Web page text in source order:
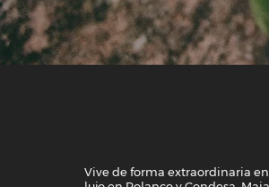
Vive de forma extraordinaria